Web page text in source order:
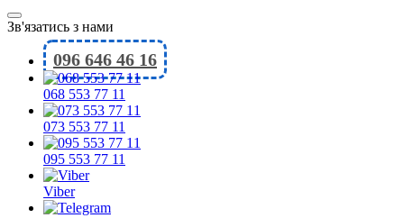
Зв'язатись з нами
096 646 46 16
068 553 77 11
073 553 77 11
095 553 77 11
Viber